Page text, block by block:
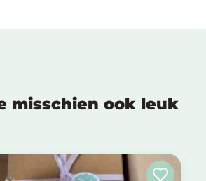
misschien ook leuk